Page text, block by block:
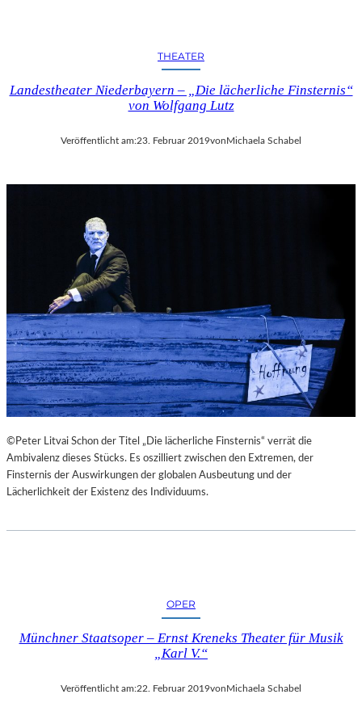
THEATER
Landestheater Niederbayern – „Die lächerliche Finsternis“
von Wolfgang Lutz
Veröffentlicht am:23. Februar 2019vonMichaela Schabel
©Peter Litvai Schon der Titel „Die lächerliche Finsternis“ verrät die
Ambivalenz dieses Stücks. Es oszilliert zwischen den Extremen, der
Finsternis der Auswirkungen der globalen Ausbeutung und der
Lächerlichkeit der Existenz des Individuums.
OPER
Münchner Staatsoper – Ernst Kreneks Theater für Musik
„Karl V.“
Veröffentlicht am:22. Februar 2019vonMichaela Schabel